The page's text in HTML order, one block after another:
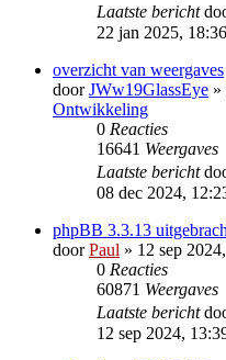
Laatste bericht
22 jan 2025, 18:36
overzicht van weergaves
doorJWw19GlassEye »
Ontwikkeling
0 Reacties
16641 Weergaves
Laatste bericht
08 dec 2024,
phpBB 3.3.13
doorPaul » 12 sep
0 Reacties
60871 Weergaves
Laatste bericht
12 sep 2024,